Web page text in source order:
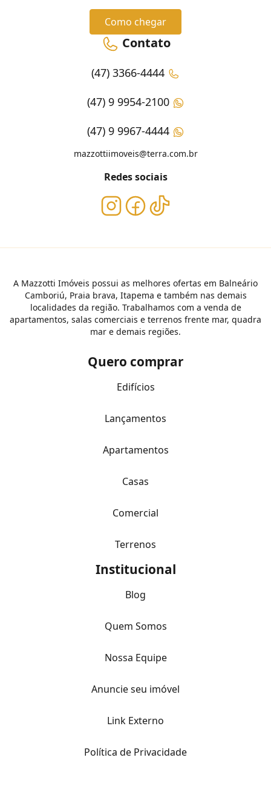
Como chegar
Contato
(47) 3366-4444
(47) 9 9954-2100
(47) 9 9967-4444
mazzottiimoveis@terra.com.br
Redes sociais
A Mazzotti Imóveis possui as melhores ofertas em Balneário
Camboriú, Praia brava, Itapema e também nas demais
localidades da região. Trabalhamos com a venda de
apartamentos, salas comerciais e terrenos frente mar, quadra
mar e demais regiões.
Quero comprar
Edifícios
Lançamentos
Apartamentos
Casas
Comercial
Terrenos
Institucional
Blog
Quem Somos
Nossa Equipe
Anuncie seu imóvel
Link Externo
Política de Privacidade